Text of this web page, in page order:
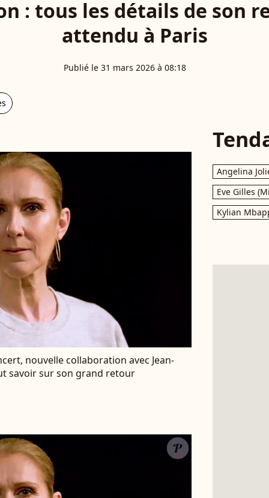
: tous les détails de son
attendu à Paris
Publié le 31 mars 2026 à 08:18
nouvelle collaboration avec Jean-
savoir sur son grand retour
Angelina
Eve Gilles
Kylian